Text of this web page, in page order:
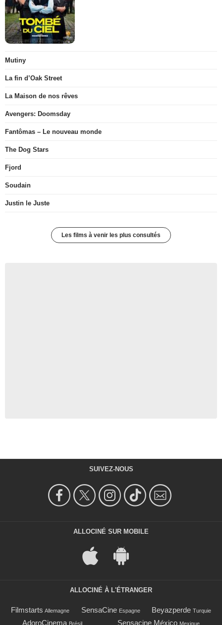
Mutiny
La fin d’Oak Street
La Maison de nos rêves
Avengers: Doomsday
Fantômas – Le nouveau monde
The Dog Stars
Fjord
Soudain
Justin le Juste
Les films à venir les plus consultés
SUIVEZ-NOUS
ALLOCINÉ SUR MOBILE
ALLOCINÉ À L'ÉTRANGER
Filmstarts Allemagne SensaCine Espagne Beyazperde Turquie
AdoroCinema Brésil Sensacine México Mexique